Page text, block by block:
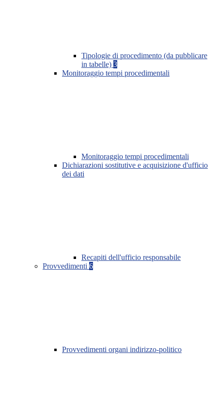
Tipologie di procedimento (da pubblicare
in tabelle) 3
Monitoraggio tempi procedimentali
Monitoraggio tempi procedimentali
Dichiarazioni sostitutive e acquisizione d'ufficio
dei dati
Recapiti dell'ufficio responsabile
Provvedimenti 6
Provvedimenti organi indirizzo-politico